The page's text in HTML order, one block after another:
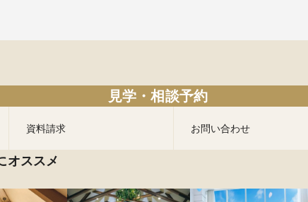
見学・相談予約
資料請求 お問い合わせ
オススメ